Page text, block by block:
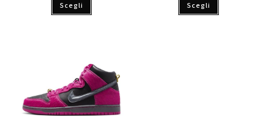
Scegli Scegli